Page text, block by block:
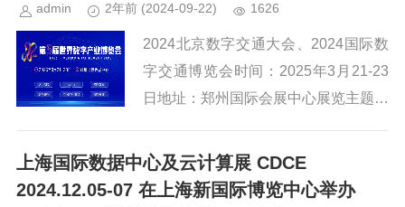
admin 2年前 (2024-09-22) 1626
2024北京数字交通大会、2024国际数
字交通博览会时间：2025年3月21-23
日地址：郑州国际会展中心展览主题：
ide.org.cn/站在“十四五”...
上海国际数据中心及云计算展 CDCE
2024.12.05-07 在上海新国际博览中心举办